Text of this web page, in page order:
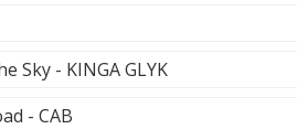
Sky - KINGA GLYK
- CAB